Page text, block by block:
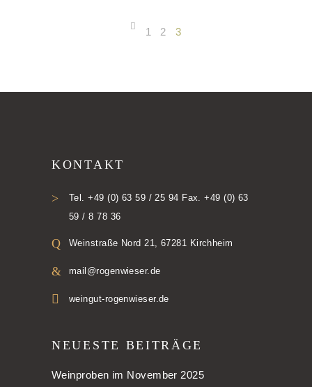
1 2 3
KONTAKT
Tel. +49 (0) 63 59 / 25 94 Fax. +49 (0) 63
59 / 8 78 36
Weinstraße Nord 21, 67281 Kirchheim
mail@rogenwieser.de
weingut-rogenwieser.de
NEUESTE BEITRÄGE
Weinproben im November 2025